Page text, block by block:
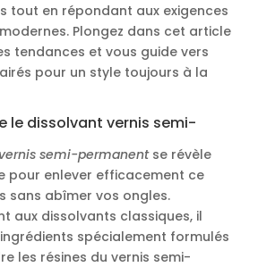
tout en répondant aux exigences
Plongez dans cet article
tendances et vous guide vers
pour un style toujours à la
le dissolvant vernis semi-
semi-permanentse révèle
pour enlever efficacement ce
sans abîmer vos ongles.
aux dissolvants classiques, il
spécialement formulés
les résines du vernis semi-